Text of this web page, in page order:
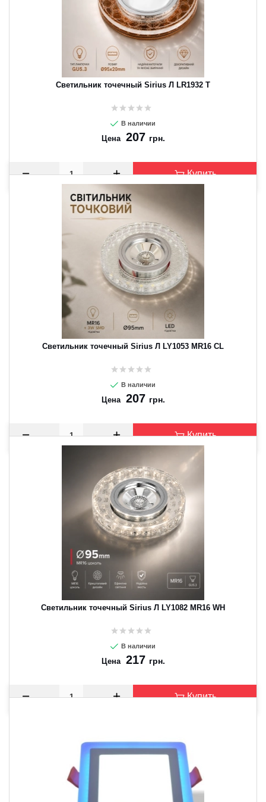
Светильник точечный Sirius Л LR1932 T
В наличии
Цена 207 грн.
Купить
Светильник точечный Sirius Л LY1053 MR16 CL
В наличии
Цена 207 грн.
Купить
Светильник точечный Sirius Л LY1082 MR16 WH
В наличии
Цена 217 грн.
Купить